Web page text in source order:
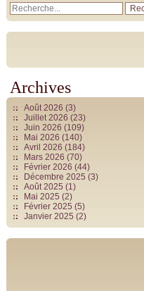
Archives
Août 2026 (3)
Juillet 2026 (23)
Juin 2026 (109)
Mai 2026 (140)
Avril 2026 (184)
Mars 2026 (70)
Février 2026 (44)
Décembre 2025 (3)
Août 2025 (1)
Mai 2025 (2)
Février 2025 (5)
Janvier 2025 (2)